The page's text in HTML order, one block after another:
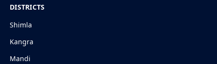
DISTRICTS
Shimla
Kangra
Mandi